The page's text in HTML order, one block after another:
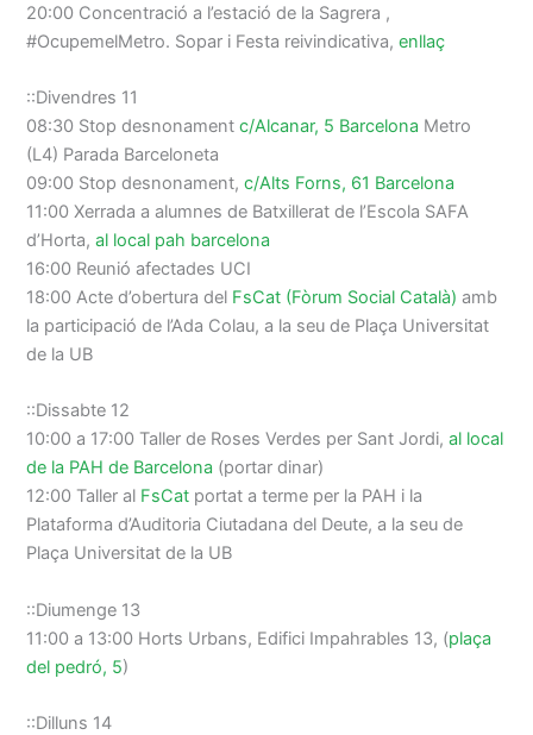
20:00 Concentració a l’estació de la Sagrera ,
#OcupemelMetro. Sopar i Festa reivindicativa,enllaç
::Divendres 11
08:30 Stop desnonamentc/Alcanar, 5 Barcelona Metro
(L4) Parada Barceloneta
09:00 Stop desnonament,c/Alts Forns, 61 Barcelona
11:00 Xerrada a alumnes de Batxillerat de l’Escola SAFA
d’Horta, al local pah barcelona
16:00 Reunió afectades UCI
18:00 Acte d’obertura del FsCat (Fòrum Social Català)amb
la participació de l’Ada Colau, a la seu de Plaça Universitat
de la UB
::Dissabte 12
10:00 a 17:00 Taller de Roses Verdes per Sant Jordi,al local
de la PAH de Barcelona (portar dinar)
12:00 Taller al FsCat portat a terme per la PAH i la
Plataforma d’Auditoria Ciutadana del Deute, a la seu de
Plaça Universitat de la UB
::Diumenge 13
11:00 a 13:00 Horts Urbans, Edifici Impahrables 13, (plaça
del pedró, 5)
::Dilluns 14